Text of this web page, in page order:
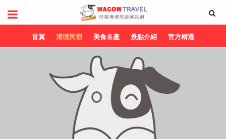
首頁 清境民宿 美食名產 景點介紹 官方精選